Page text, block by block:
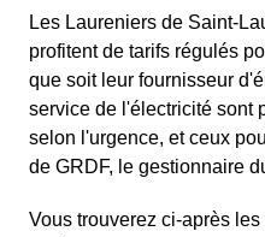
Les Laureniers de Saint-
profitent de tarifs régulés
que soit leur fournisseur
service de l'électricité sont
selon l'urgence, et ceux
de GRDF, le gestionnaire
Vous trouverez ci-après